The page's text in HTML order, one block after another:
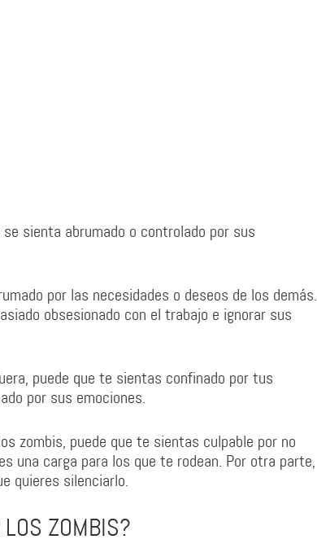
sienta abrumado o controlado por sus
por las necesidades o deseos de los demás.
obsesionado con el trabajo e ignorar sus
puede que te sientas confinado por tus
por sus emociones.
zombis, puede que te sientas culpable por no
una carga para los que te rodean. Por otra parte,
quieres silenciarlo.
ZOMBIS?